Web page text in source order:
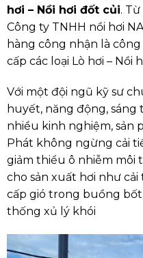
hơi – Nồi hơi đốt củi.
Công ty TNHH nồi hơi
hàng công nhận là
cấp các loại Lò hơi – Nồi
Với một đội ngũ kỹ sư
huyết, năng động, sáng
nhiều kinh nghiệm, sản
Phát không ngừng cải
giảm thiểu ô nhiễm môi
cho sản xuất hơi như
cấp gió trong buồng
thống xủ lý khói